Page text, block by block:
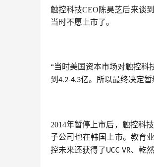
触控科技CEO陈昊芝后来谈
当时不愿上市了。
“当时美国资本市场对触控科
到 4.2-4.3亿。所以最终决定暂
2014年暂停上市后，触控科
子公司也在韩国上市。教育
控未来还获得了UCC VR、乾